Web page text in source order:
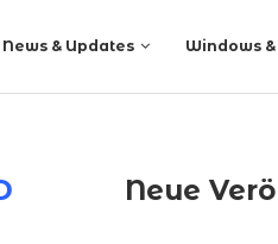
News & Updates Windows
Neue